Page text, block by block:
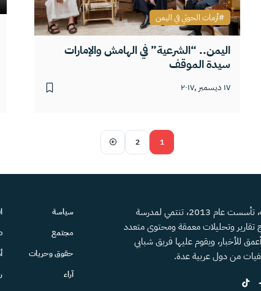
اليمن.. “الشرعية” في الهامش والإمارات
سيدة الموقف
١٧ ديسمبر ,٢٠١٧
أزمات الحوثي في اليمن
1
2
منصة إعلامية مستقلة، تأسست عام 2013، تنتمي لمدرسة
تقارير وتحليلات معمقة ومحتوى متعدد
للأخبار، ويقوم عليها فريق شبابي
من دول عربية عدة.
سياسة
مجتمع
حقوق وحريات
آراء